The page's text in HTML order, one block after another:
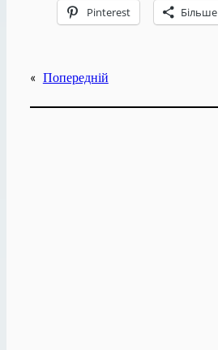
Pinterest Більше
« Попередній